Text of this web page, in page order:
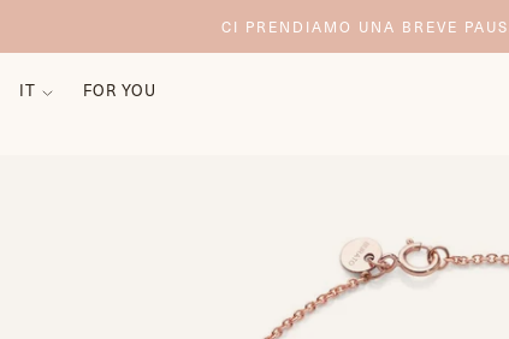
CI PRENDIAMO UNA BREVE
IT FOR YOU